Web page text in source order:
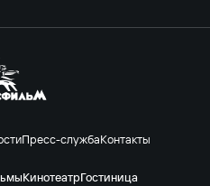
Пресс-службаКонтакты
КинотеатрГостиница